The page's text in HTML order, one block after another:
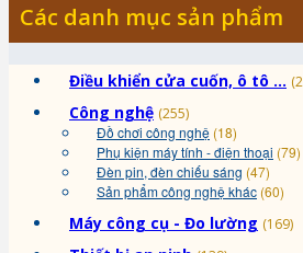
Các danh mục sản phẩm
Điều khiển cửa cuốn, ô tô ...
Công nghệ (255)
Đồ chơi công nghệ (18)
Phụ kiện máy tính - điện thoại (79)
Đèn pin, đèn chiếu sáng (47)
Sản phẩm công nghệ khác (60)
Máy công cụ - Đo lường (169)